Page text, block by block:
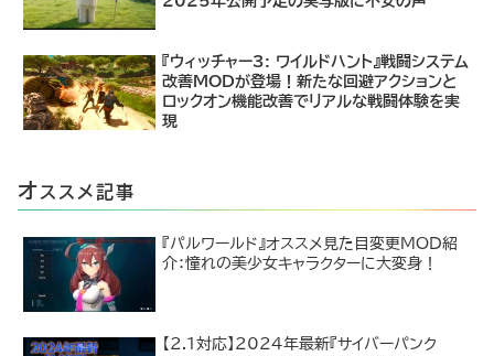
『ウィッチャー3: ワイルドハント』戦闘システム
改善MODが登場！新たな回避アクションと
ロックオン機能改善でリアルな戦闘体験を実
現
オ ススメ記事
『パルワールド』オススメ見た目変更MOD紹
介：憧れの美少女キャラクターに大変身！
【2.1対応】2024年最新『サイバーパンク